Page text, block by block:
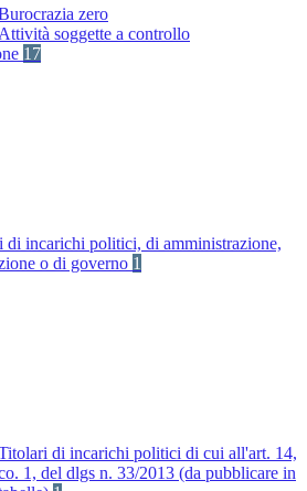
zero
Attività soggette a controllo
17
di incarichi politici, di amministrazione,
o di governo 1
di incarichi politici di cui all'art. 14,
1, del dlgs n. 33/2013 (da pubblicare in